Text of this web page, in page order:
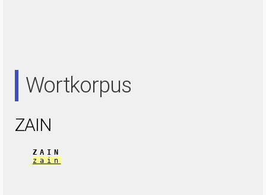
Wortkorpus
ZAIN
ZAIN
zain